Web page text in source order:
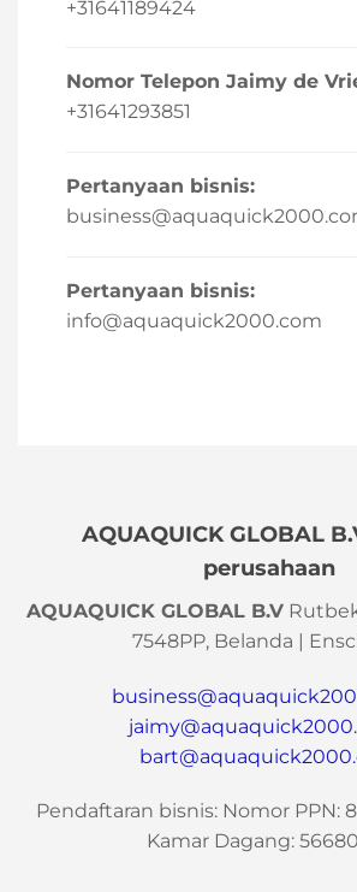
+31641189424
Nomor Telepon Jaimy de
+31641293851
Pertanyaan bisnis:
Pertanyaan bisnis:
info@aquaquick2000.com
AQUAQUICK GLOBAL
perusahaan
AQUAQUICK GLOBAL B.V
7548PP, Belanda |
Pendaftaran bisnis: Nomor PPN:
Kamar Dagang: